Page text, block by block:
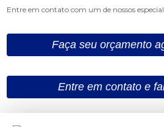
Entre em contato com um de nossos
Faça seu orçamento
Entre em contato e